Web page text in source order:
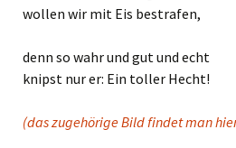
wollen wir mit Eis bestrafen,
denn so wahr und gut und echt
knipst nur er: Ein toller Hecht!
(das zugehörige Bild findet man